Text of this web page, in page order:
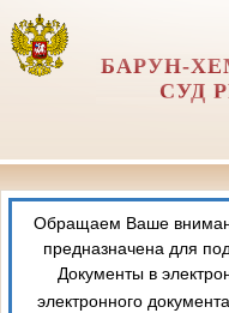
БАРУН-
СУД
Обращаем Ваше
предназначена для
Документы в
электронного